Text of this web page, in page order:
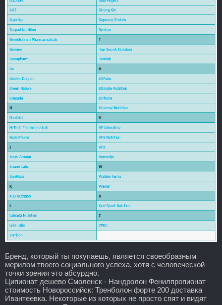
Бренд, который ты покупаешь, является своеобразным
мерилом твоего социального успеха, хотя с человеческой
точки зрения это абсурдно.
Ципионат дешево Смоленск - Нандролон Фенилпропионат
стоимость Новороссийск: Тренболон форте 200 доставка
Ивантеевка. Некоторые из которых не просто спят и видят